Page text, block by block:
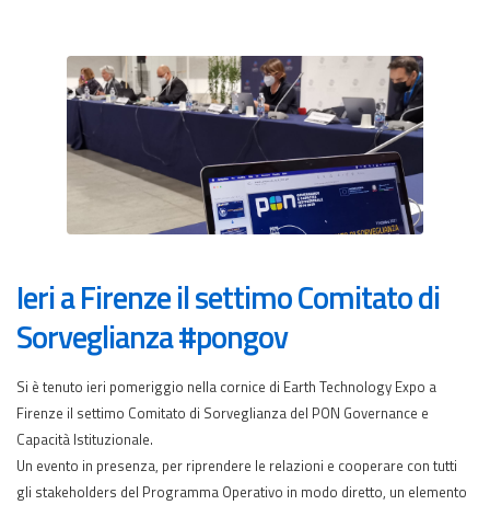
Ieri a Firenze il settimo Comitato di
Sorveglianza #pongov
Si è tenuto ieri pomeriggio nella cornice di Earth Technology Expo a
Firenze il settimo Comitato di Sorveglianza del PON Governance e
Capacità Istituzionale.
Un evento in presenza, per riprendere le relazioni e cooperare con tutti
gli stakeholders del Programma Operativo in modo diretto, un elemento